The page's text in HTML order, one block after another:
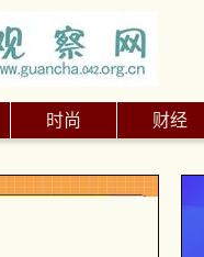
时尚 财经